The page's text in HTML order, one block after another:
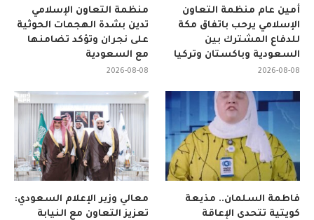
منظمة التعاون الإسلامي
تدين بشدة الهجمات الحوثية
على نجران وتؤكد تضامنها
مع السعودية
2026-08-08
أمين عام منظمة التعاون
الإسلامي يرحب باتفاق مكة
للدفاع المشترك بين
السعودية وباكستان وتركيا
2026-08-08
معالي وزير الإعلام السعودي:
تعزيز التعاون مع النيابة
فاطمة السلمان.. مذيعة
كويتية تتحدى الإعاقة